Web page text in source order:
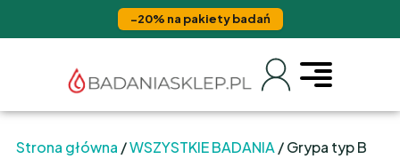
−20% na pakiety badań
Strona główna /WSZYSTKIE BADANIA / Grypa typ B